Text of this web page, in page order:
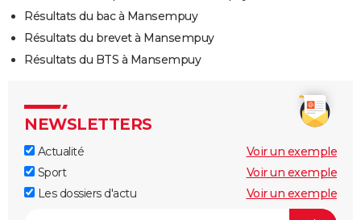
Résultats du bac à Mansempuy
Résultats du brevet à Mansempuy
Résultats du BTS à Mansempuy
NEWSLETTERS
Actualité
Voir un exemple
Sport
Voir un exemple
Les dossiers d'actu
Voir un exemple